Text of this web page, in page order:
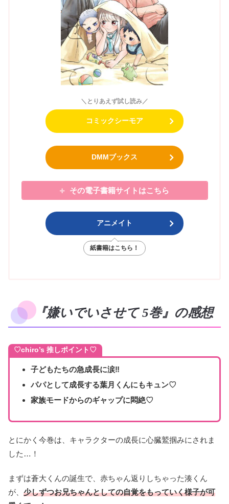
＼とりあえず試し読み／
コミックシーモア
DMMブックス
その電子書籍サイトはこちら
アニメイト
紙書籍はこちら！
『嫌いでいさせて 5巻』の感想
♡chiro’s 推しポイント♡
子どもたちの急成長に涙‼
パパとして成長する葉月くんにもキュン♡
家族モードからのギャップに悶絶♡
とにかく今巻は、キャラクターの成長に心臓鷲掴みにされま
した…！
まずは蒼大くんの誕生で、赤ちゃん返りしちゃった湊くん
が、 少しずつお兄ちゃんとしての自覚をもっていく様子が可